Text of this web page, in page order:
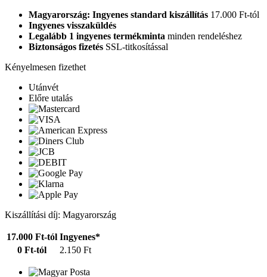
Magyarország: Ingyenes standard kiszállítás 17.000 Ft-tól
Ingyenes visszaküldés
Legalább 1 ingyenes termékminta minden rendeléshez
Biztonságos fizetés SSL-titkosítással
Kényelmesen fizethet
Utánvét
Előre utalás
Kiszállítási díj: Magyarország
17.000 Ft-tól Ingyenes*
0 Ft-tól
2.150 Ft